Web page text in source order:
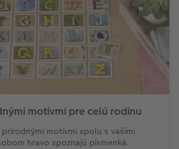
motívmi pre celú rodinu
motívmi spolu s vašimi
hravo spoznajú písmenká.